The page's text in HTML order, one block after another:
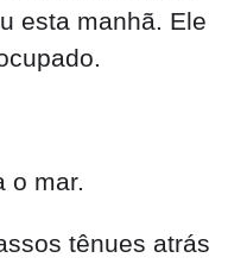
esta manhã. Ele
o mar.
tênues atrás